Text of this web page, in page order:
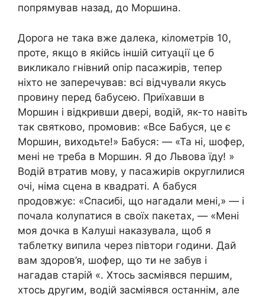
попрямував назад, до Моршина.
Дорога не така вже далека, кілометрів 10,
проте, якщо в якійсь іншій ситуації це б
викликало гнівний опір пасажирів, тепер
ніхто не заперечував: всі відчували якусь
провину перед бабусею. Приїхавши в
Моршин і відкривши двері, водій, як-то навіть
так святково, промовив: «Все Бабуся, це є
Моршин, виходьте!» Бабуся: — «Та ні, шофер,
мені не треба в Моршин. Я до Львова їду! »
Водій втратив мову, у пасажирів округлилися
очі, німа сцена в квадраті. А бабуся
продовжує: «Спасибі, що нагадали мені,» — і
почала колупатися в своїх пакетах, — «Мені
моя дочка в Калуші наказувала, щоб я
таблетку випила через півтори години. Дай
вам здоров’я, шофер, що ти не забув і
нагадав старій «. Хтось засміявся першим,
хтось другим, водій засміявся останнім, але